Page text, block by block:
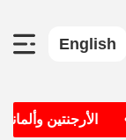
English
الأرجنتين